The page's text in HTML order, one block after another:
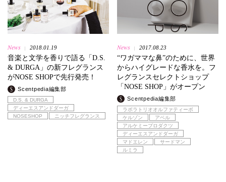
News 2018.01.19
音楽と文学を香りで語る「D.S.
& DURGA」の新フレグランス
がNOSE SHOPで先行発売！
Scentpedia編集部
D.S. & DURGA
ディーエスアンドダーガ
NOSESHOP
ニッチフレグランス
News 2017.08.23
“ワガママな鼻”のために、世界
からハイグレードな香水を。フ
レグランスセレクトショップ
「NOSE SHOP」がオープン
Scentpedia編集部
ラボラトリオオルファティーボ
ケルゾン
アベル
アルケミープロダクツ
ディーエスアンドダーガ
マドエレン
サードマン
ルミラ